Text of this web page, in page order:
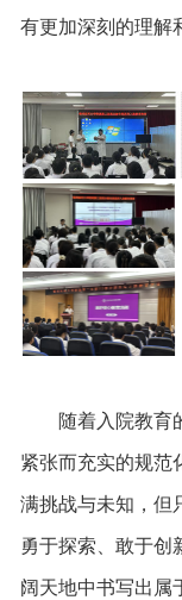
有更加深刻的理解
随着入院教育的
紧张而充实的规范
满挑战与未知，但
勇于探索、敢于创
阔天地中书写出属